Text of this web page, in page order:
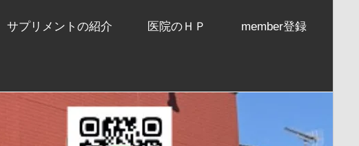
サプリメントの紹介 医院のＨＰ member登録